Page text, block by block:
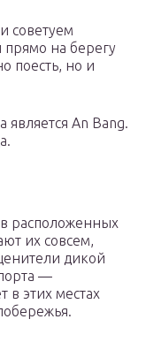
советуем
на берегу
поесть, но и
An Bang.
расположенных
их совсем,
дикой
—
в этих местах